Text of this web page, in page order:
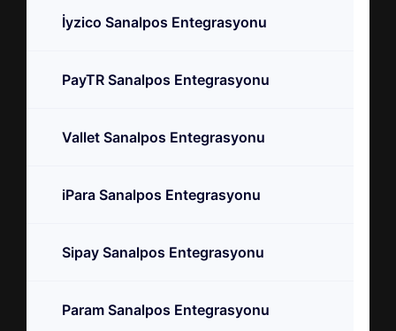
İyzico Sanalpos Entegrasyonu
PayTR Sanalpos Entegrasyonu
Vallet Sanalpos Entegrasyonu
iPara Sanalpos Entegrasyonu
Sipay Sanalpos Entegrasyonu
Param Sanalpos Entegrasyonu